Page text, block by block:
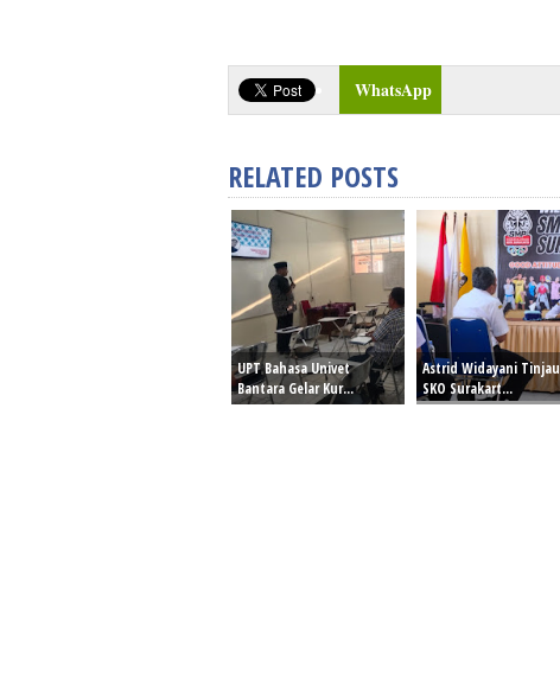
WhatsApp
RELATED POSTS
UPT Bahasa Univet
Bantara Gelar Kur...
Astrid Widayani Tinjau
SKO Surakart...